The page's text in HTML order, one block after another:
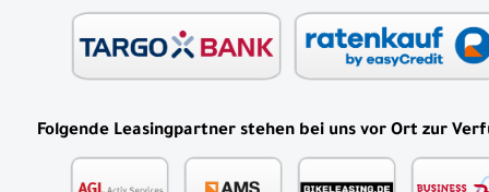
Folgende Leasingpartner stehen bei uns vor Ort zur